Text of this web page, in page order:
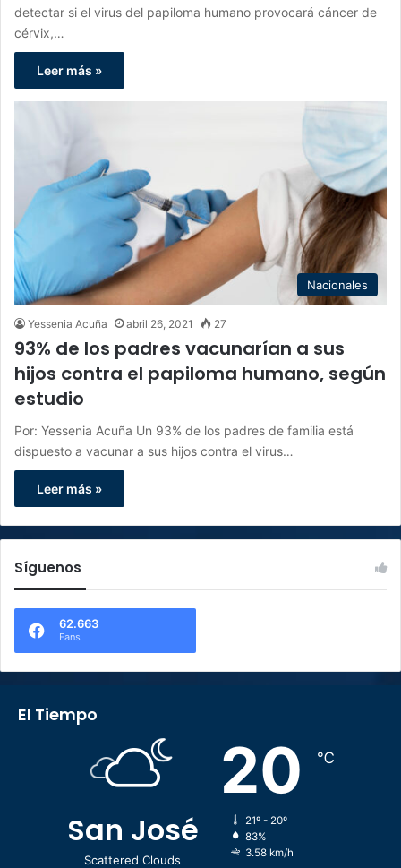
detectar si el virus del papiloma humano provocará cáncer de
cérvix,…
Leer más »
Nacionales
Yessenia Acuña abril 26, 2021 27
93% de los padres vacunarían a sus
hijos contra el papiloma humano, según
estudio
Por: Yessenia Acuña Un 93% de los padres de familia está
dispuesto a vacunar a sus hijos contra el virus…
Leer más »
Síguenos
62.663
Fans
El Tiempo
San José
Scattered Clouds
20 ℃
21º - 20º
83%
3.58 km/h